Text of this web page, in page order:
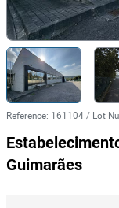
Reference: 161104 / Lot
Guimarães